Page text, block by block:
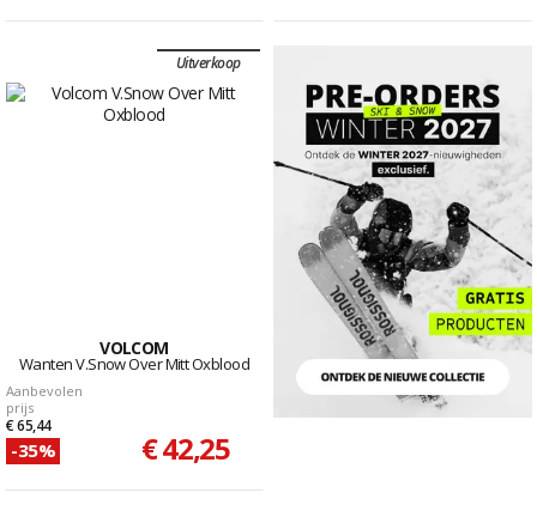
Uitverkoop
VOLCOM
Wanten V.Snow Over Mitt Oxblood
Aanbevolen
prijs
€ 65,44
-35% € 42,25